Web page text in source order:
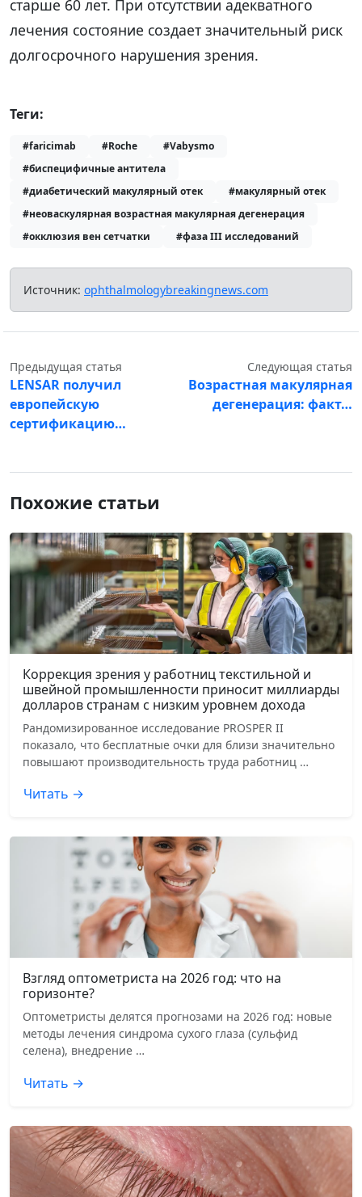
старше 60 лет. При отсутствии адекватного
лечения состояние создает значительный риск
долгосрочного нарушения зрения.
Теги:
#faricimab #Roche
#Vabysmo
#биспецифичные антитела
#диабетический макулярный отек
#макулярный отек
#неоваскулярная возрастная макулярная дегенерация
#окклюзия вен сетчатки
#фаза III исследований
Источник: ophthalmologybreakingnews.com
Предыдущая статья
LENSAR получил
европейскую
сертификацию…
Следующая статья
Возрастная макулярная
дегенерация: факт…
Похожие статьи
Коррекция зрения у работниц текстильной и
швейной промышленности приносит миллиарды
долларов странам с низким уровнем дохода
Рандомизированное исследование PROSPER II
показало, что бесплатные очки для близи значительно
повышают производительность труда работниц …
Читать →
Взгляд оптометриста на 2026 год: что на
горизонте?
Оптометристы делятся прогнозами на 2026 год: новые
методы лечения синдрома сухого глаза (сульфид
селена), внедрение …
Читать →